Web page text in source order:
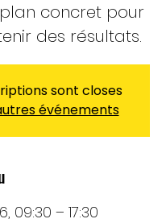
concret pour
des résultats.
sont closes
événements
09:30 – 17:30